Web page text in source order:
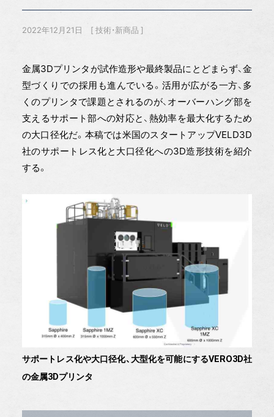
2022年12月21日 技術・新商品
金属3Dプリンタが試作造形や最終製品にとどまらず、金
型づくりでの採用も進んでいる。活用が広がる一方、多
くのプリンタで課題とされるのが、オーバーハング部を
支えるサポート部への対応と、熱効率を最大化するため
の大口径化だ。本稿では米国のスタートアップVELD3D
社のサポートレス化と大口径化への3D造形技術を紹介
する。
サポートレス化や大口径化、大型化を可能にするVERO3D社
の金属3Dプリンタ